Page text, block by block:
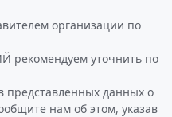
организации по
уточнить по
представленных данных о
нам об этом, указав